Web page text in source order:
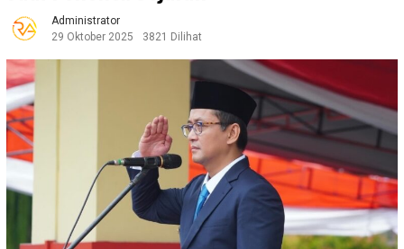
Administrator
29 Oktober 2025
3821 Dilihat